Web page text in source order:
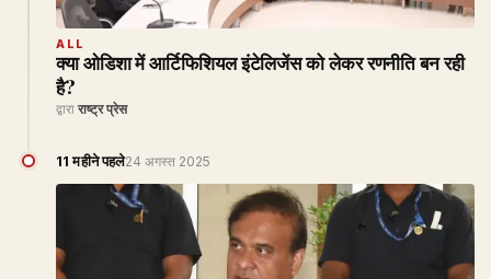
ALL
क्या ओडिशा में आर्टिफिशियल इंटेलिजेंस को लेकर रणनीति बन रही
है?
द्वारा राष्ट्र प्रेस
11 महीने पहले24 अगस्त 2025